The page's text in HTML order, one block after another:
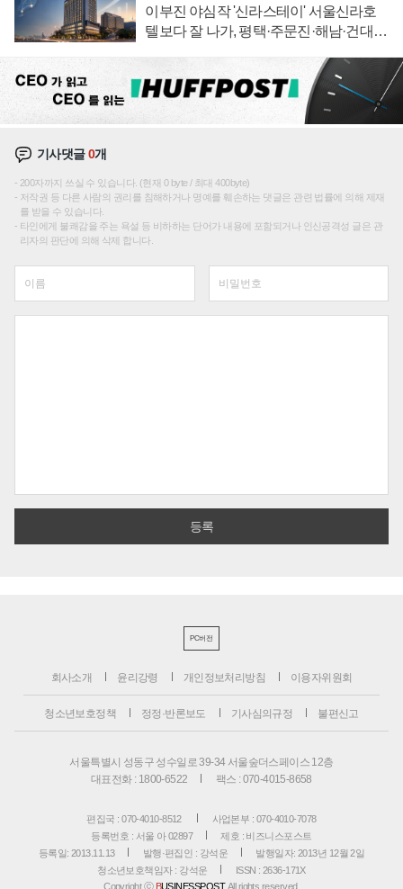
이부진 야심작 '신라스테이' 서울신라호
텔보다 잘 나가, 평택·주문진·해남·건대로
기사댓글0개
200자까지 쓰실 수 있습니다. (현재 0 byte / 최대 400byte)
저작권 등 다른 사람의 권리를 침해하거나 명예를 훼손하는 댓글은 관련 법률에 의해 제재
를 받을 수 있습니다.
타인에게 불쾌감을 주는 욕설 등 비하하는 단어가 내용에 포함되거나 인신공격성 글은 관
리자의 판단에 의해 삭제 합니다.
PC버전
회사소개 윤리강령 개인정보처리방침 이용자위원회
청소년보호정책 정정·반론보도 기사심의규정 불편신고
서울특별시 성동구 성수일로 39-34 서울숲더스페이스 12층
대표전화 : 1800-6522
팩스 : 070-4015-8658
편집국 : 070-4010-8512
사업본부 : 070-4010-7078
등록번호 : 서울 아 02897
제호 : 비즈니스포스트
등록일: 2013.11.13
발행·편집인 : 강석운
발행일자: 2013년 12월 2일
청소년보호책임자 : 강석운
ISSN : 2636-171X
Copyright ⓒ BUSINESSPOST. All rights reserved.